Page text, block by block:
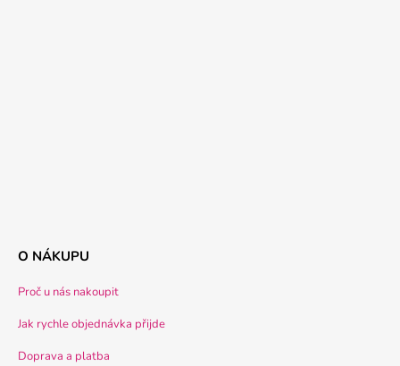
O NÁKUPU
Proč u nás nakoupit
Jak rychle objednávka přijde
Doprava a platba